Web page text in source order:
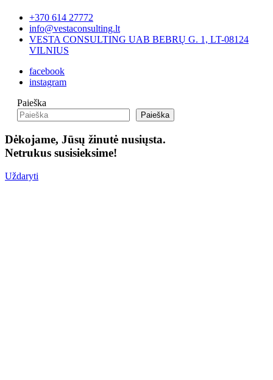
+370 614 27772
info@vestaconsulting.lt
VESTA CONSULTING UAB BEBRŲ G. 1, LT-08124
VILNIUS
facebook
instagram
Paieška
Paieška
Dėkojame, Jūsų žinutė nusiųsta.
Netrukus susisieksime!
Uždaryti